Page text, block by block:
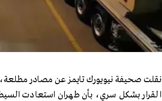
نقلت صحيفة نيويورك تايمز عن مصادر مطلعة،